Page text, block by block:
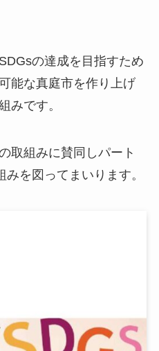
の達成を目指すため
能な真庭市を作り上げ
みです。
取組みに賛同しパート
を図ってまいります。